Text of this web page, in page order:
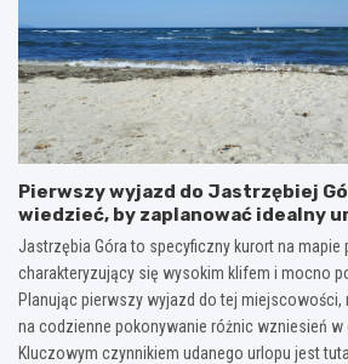
Pierwszy wyjazd do Jastrzębiej
wiedzieć, by zaplanować idealny
Jastrzębia Góra to specyficzny kurort na mapie
charakteryzujący się wysokim klifem i mocno
Planując pierwszy wyjazd do tej
na codzienne pokonywanie różnic wzniesień w
Kluczowym czynnikiem udanego urlopu jest